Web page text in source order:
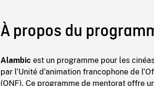
À propos du
Alambic est un programme pour les
par l’Unité d’animation francophone de
(ONF). Ce programme de mentorat offre